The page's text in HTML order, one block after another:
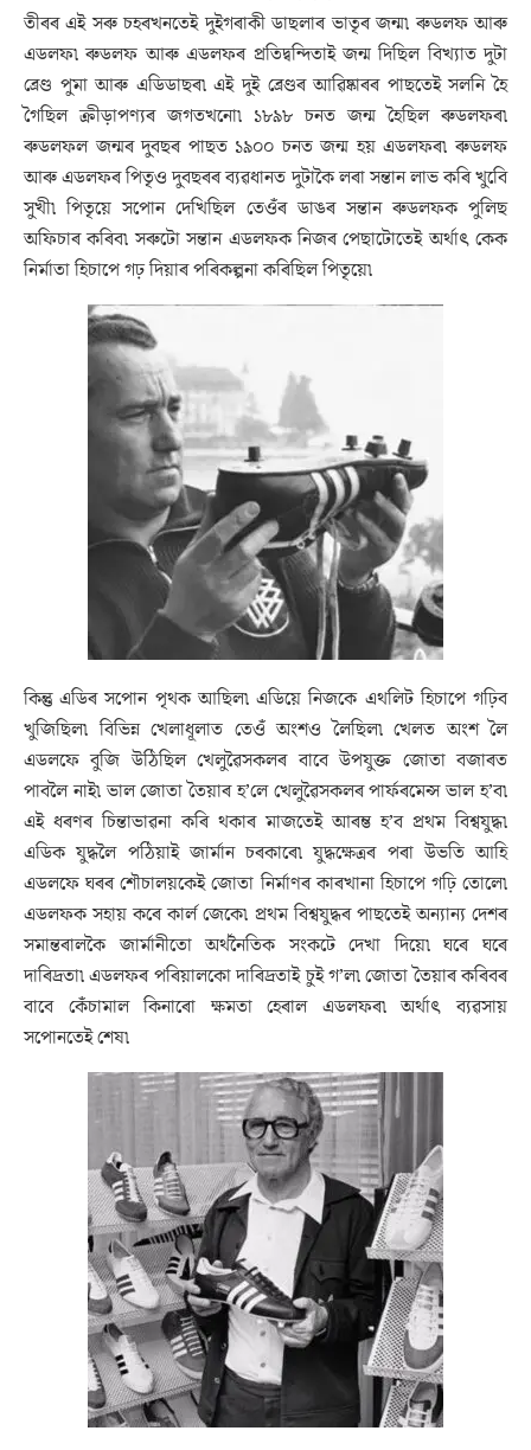
তীৰৰ এই সৰু চহৰখনতেই দুইগৰাকী ডাছলাৰ ভাতৃৰ জন্ম৷ ৰুডলফ আৰু
এডলফ৷ ৰুডলফ আৰু এডলফৰ প্ৰতিদ্বন্দিতাই জন্ম দিছিল বিখ্যাত দুটা
ব্ৰেণ্ড পুমা আৰু এডিডাছৰ৷ এই দুই ব্ৰেণ্ডৰ আৱিষ্কাৰৰ পাছতেই সলনি হৈ
গৈছিল ক্ৰীড়াপণ্যৰ জগতখনো৷ ১৮৯৮ চনত জন্ম হৈছিল ৰুডলফৰ৷
ৰুডলফল জন্মৰ দুবছৰ পাছত ১৯০০ চনত জন্ম হয় এডলফৰ৷ ৰুডলফ
আৰু এডলফৰ পিতৃও দুবছৰৰ ব্যৱধানত দুটাকৈ লৰা সন্তান লাভ কৰি খুবেি
সুখী৷ পিতৃয়ে সপোন দেখিছিল তেওঁৰ ডাঙৰ সন্তান ৰুডলফক পুলিছ
অফিচাৰ কৰিব৷ সৰুটো সন্তান এডলফক নিজৰ পেছাটোতেই অৰ্থাৎ কেক
নিৰ্মাতা হিচাপে গঢ় দিয়াৰ পৰিকল্পনা কৰিছিল পিতৃয়ে৷
কিন্তু এডিৰ সপোন পৃথক আছিল৷ এডিয়ে নিজকে এথলিট হিচাপে গঢ়িব
খুজিছিল৷ বিভিন্ন খেলাধূলাত তেওঁ অংশও লৈছিল৷ খেলত অংশ লৈ
এডলফে বুজি উঠিছিল খেলুৱৈসকলৰ বাবে উপযুক্ত জোতা বজাৰত
পাবলৈ নাই৷ ভাল জোতা তৈয়াৰ হ’লে খেলুৱৈসকলৰ পাৰ্ফৰমেন্স ভাল হ’ব৷
এই ধৰণৰ চিন্তাভাৱনা কৰি থকাৰ মাজতেই আৰম্ভ হ’ব প্রথম বিশ্বযুদ্ধ৷
এডিক যুদ্ধলৈ পঠিয়াই জাৰ্মান চৰকাৰে৷ যুদ্ধক্ষেত্ৰৰ পৰা উভতি আহি
এডলফে ঘৰৰ শৌচালয়কেই জোতা নিৰ্মাণৰ কাৰখানা হিচাপে গঢ়ি তোলে৷
এডলফক সহায় কৰে কাৰ্ল জেকে৷ প্ৰথম বিশ্বযুদ্ধৰ পাছতেই অন্যান্য দেশৰ
সমান্তৰালকৈ জাৰ্মানীতো অৰ্থনৈতিক সংকটে দেখা দিয়ে৷ ঘৰে ঘৰে
দাৰিদ্ৰতা৷ এডলফৰ পৰিয়ালকো দাৰিদ্ৰতাই চুই গ’ল৷ জোতা তৈয়াৰ কৰিবৰ
বাবে কেঁচামাল কিনাৰো ক্ষমতা হেৰাল এডলফৰ৷ অৰ্থাৎ ব্যৱসায়
সপোনতেই শেষ৷